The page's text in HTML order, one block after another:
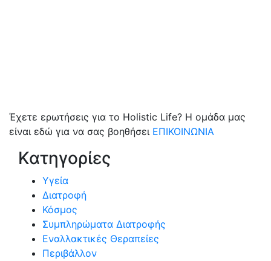
Έχετε ερωτήσεις για το Holistic Life? Η ομάδα μας
είναι εδώ για να σας βοηθήσει ΕΠΙΚΟΙΝΩΝΙΑ
Κατηγορίες
Υγεία
Διατροφή
Κόσμος
Συμπληρώματα Διατροφής
Εναλλακτικές Θεραπείες
Περιβάλλον